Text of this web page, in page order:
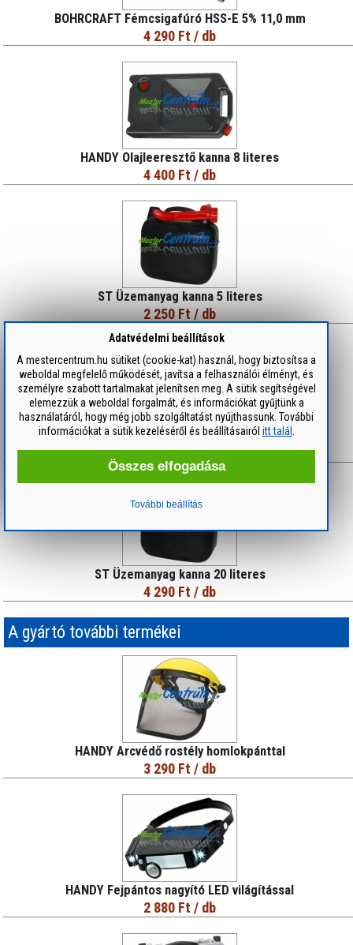
Adatvédelmi beállítások
A mestercentrum.hu sütiket (cookie-kat) használ, hogy biztosítsa a
weboldal megfelelő működését, javítsa a felhasználói élményt, és
személyre szabott tartalmakat jelenítsen meg. A sütik segítségével
elemezzük a weboldal forgalmát, és információkat gyűjtünk a
használatáról, hogy még jobb szolgáltatást nyújthassunk. További
információkat a sütik kezeléséről és beállításairól itt talál
Összes elfogadása
További beállítás
BOHRCRAFT Fémcsigafúró HSS-E 5% 11,0 mm
4 290 Ft / db
HANDY Olajleeresztő kanna 8 literes
4 400 Ft / db
ST Üzemanyag kanna 5 literes
2 250 Ft / db
ST Üzemanyag kanna 10 literes
2 900 Ft/ db
ST Üzemanyag kanna 20 literes
4 290 Ft / db
A gyártó további termékei
HANDY Arcvédő rostély homlokpánttal
3 290 Ft / db
HANDY Fejpántos nagyító LED világítással
2 880 Ft / db